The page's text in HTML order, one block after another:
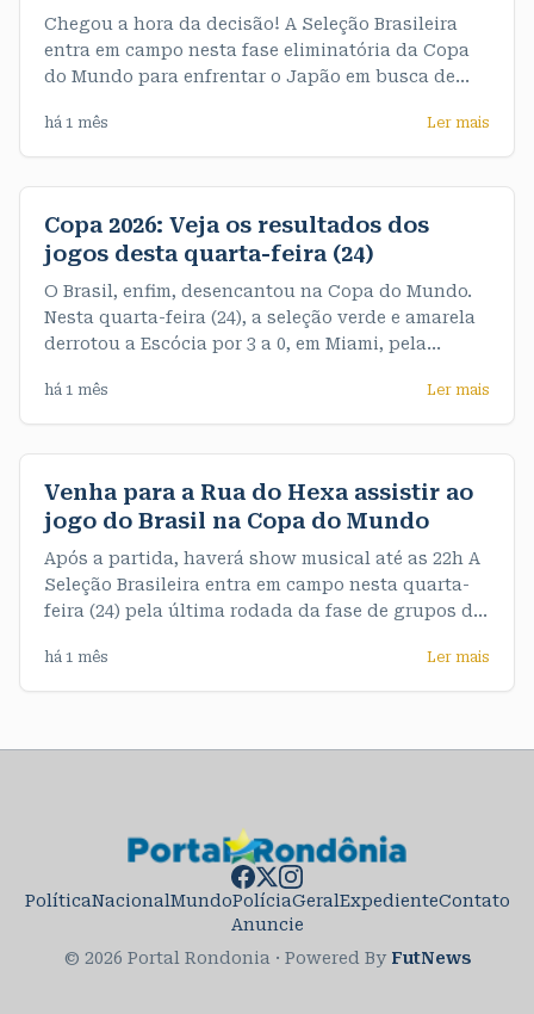
Chegou a hora da decisão! A Seleção Brasileira
entra em campo nesta fase eliminatória da Copa
do Mundo para enfrentar o Japão em busca de
às 13h (horário de Rondônia). A partir de agora,
não há espaço para erros: quem vencer avança, e
há 1 mês Ler mais
Copa 2026: Veja os resultados dos
jogos desta quarta-feira (24)
O Brasil, enfim, desencantou na Copa do Mundo.
Nesta quarta-feira (24), a seleção verde e amarela
derrotou a Escócia por 3 a 0, em Miami, pela
garantiu o primeiro objetivo do Mundial, que era
terminar o grupo na liderança, com sete pontos. >>
há 1 mês Ler mais
Venha para a Rua do Hexa assistir ao
jogo do Brasil na Copa do Mundo
Após a partida, haverá show musical até as 22h A
Seleção Brasileira entra em campo nesta quarta-
feira (24) pela última rodada da fase de grupos da
18h, com transmissão ao vivo em telões instalados
na Rua do Hexa. Antes da partida, o público
há 1 mês Ler mais
PolíticaNacionalMundoPolíciaGeralExpedienteContato
Anuncie
© 2026 Portal Rondonia · Powered By FutNews